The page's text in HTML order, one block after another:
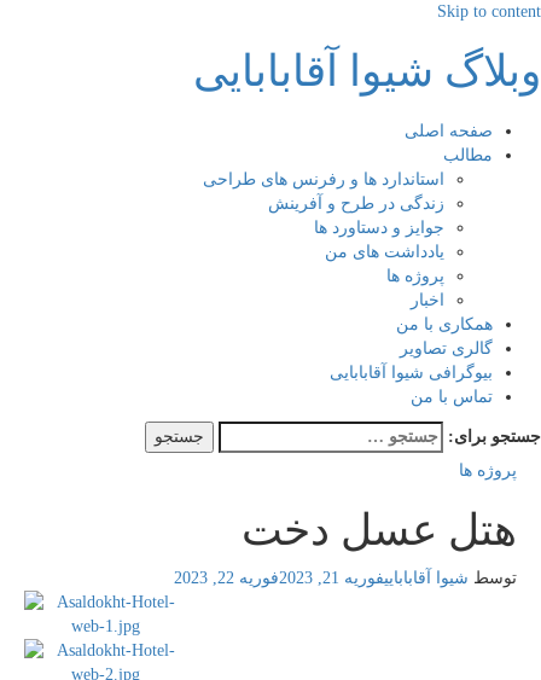
Skip to content
وبلاگ شیوا آقابابایی
صفحه اصلی
مطالب
استاندارد ها و رفرنس های طراحی
زندگی در طرح و آفرینش
جوایز و دستاورد ها
یادداشت های من
پروژه ها
اخبار
همکاری با من
گالری تصاویر
بیوگرافی شیوا آقابابایی
تماس با من
جستجو برای:
پروژه ها
هتل عسل دخت
توسط شیوا آقاباباییفوریه 21, 2023 فوریه 22, 2023